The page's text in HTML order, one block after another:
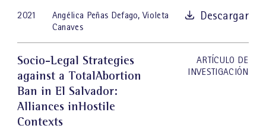
2021 Angélica Peñas Defago, Violeta
Canaves
Descargar
Socio-Legal Strategies
against a TotalAbortion
Ban in El Salvador:
Alliances inHostile
Contexts
ARTÍCULO DE
INVESTIGACIÓN